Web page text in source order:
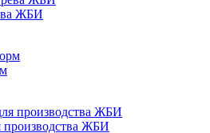
ЖБИ
производства ЖБИ